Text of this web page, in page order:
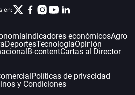
en:
Indicadores económicosAgro
DeportesTecnologíaOpinión
B-contentCartas al Director
Políticas de privacidad
y Condiciones